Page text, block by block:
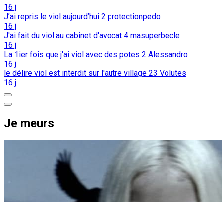
16 j
J’ai repris le viol aujourd’hui 2 protectionpedo
16 j
J'ai fait du viol au cabinet d'avocat 4 masuperbecle
16 j
La 1ier fois que j'ai viol avec des potes 2 Alessandro
16 j
le délire viol est interdit sur l'autre village 23 Volutes
16 j
Je meurs